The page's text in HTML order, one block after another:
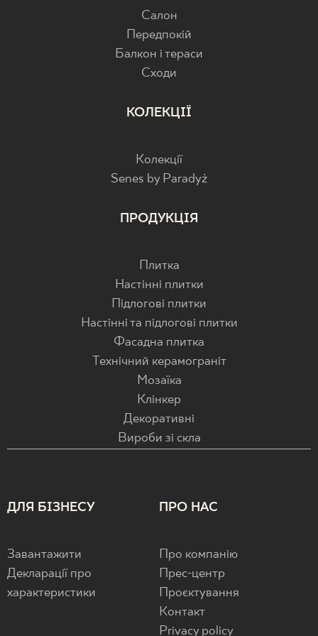
Салон
Передпокій
Балкон і тераси
Cходи
КОЛЕКЦІЇ
Колекції
Senes by Paradyż
ПРОДУКЦІЯ
Плитка
Настінні плитки
Підлогові плитки
Настінні та підлогові плитки
Фасадна плитка
Технічний керамограніт
Мозаїка
Клінкер
Декоративні
Вироби зі скла
ДЛЯ БІЗНЕСУ
Завантажити
Декларації про
характеристики
ПРО НАС
Про компанію
Прес-центр
Проєктування
Контакт
Privacy policy